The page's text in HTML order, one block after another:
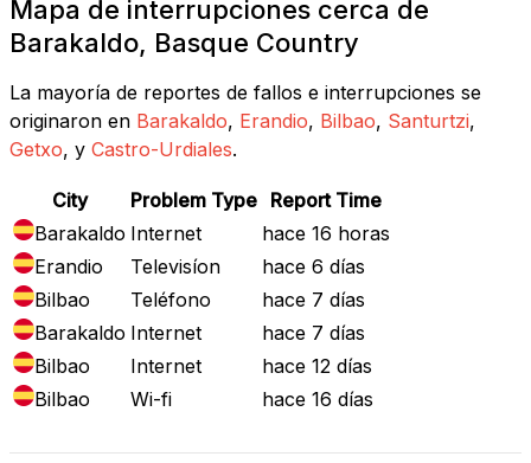
Mapa de interrupciones cerca de
Barakaldo, Basque Country
La mayoría de reportes de fallos e interrupciones se
originaron en Barakaldo, Erandio, Bilbao, Santurtzi,
Getxo, y Castro-Urdiales.
City Problem Type Report Time
Barakaldo Internet
hace 16 horas
Erandio
Televisíon
hace 6 días
Bilbao
Teléfono
hace 7 días
Barakaldo Internet
hace 7 días
Bilbao
Internet
hace 12 días
Bilbao
Wi-fi hace 16 días